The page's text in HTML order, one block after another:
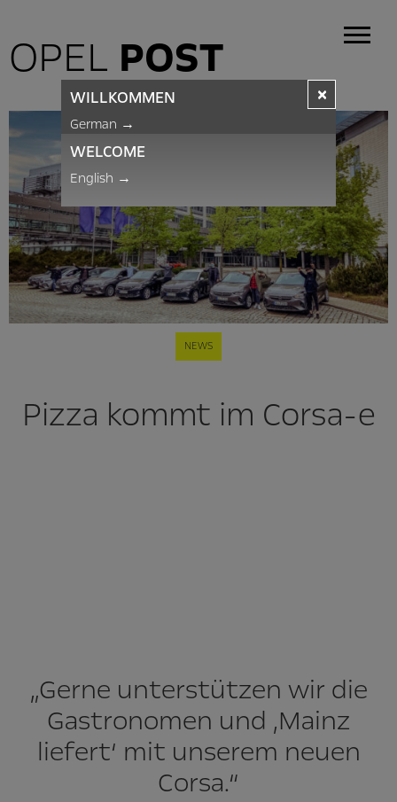
OPEL POST
NEWS
Pizza kommt im Corsa-e
„Gerne unterstützen wir die
Gastronomen und ‚Mainz
liefert‘ mit unserem neuen
Corsa.“
×
WILLKOMMEN
German →
WELCOME
English →